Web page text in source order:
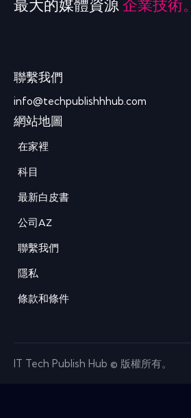
最大的媒體資源 企業技術。
聯繫我們
info@techpublishhhub.com
網站地圖
在家裡
科目
最新白皮書
公司AZ
聯繫我們
隱私
條款和條件
IT Tech Publish Hub © 版權所有。